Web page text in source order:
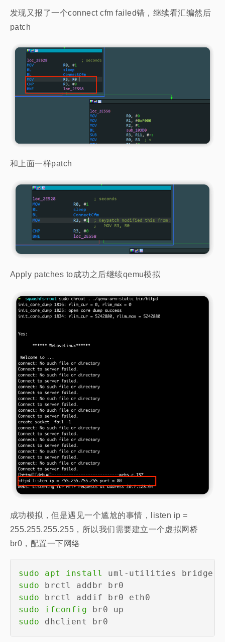
发现又报了一个connect cfm failed错，继续看汇编然后
patch
和上面一样patch
Apply patches to成功之后继续qemu模拟
成功模拟，但是遇见一个尴尬的事情，listen ip =
255.255.255.255，所以我们需要建立一个虚拟网桥
br0，配置一下网络
sudo apt
install
sudo
sudo
sudo
ifconfig
sudo
dhclient br0